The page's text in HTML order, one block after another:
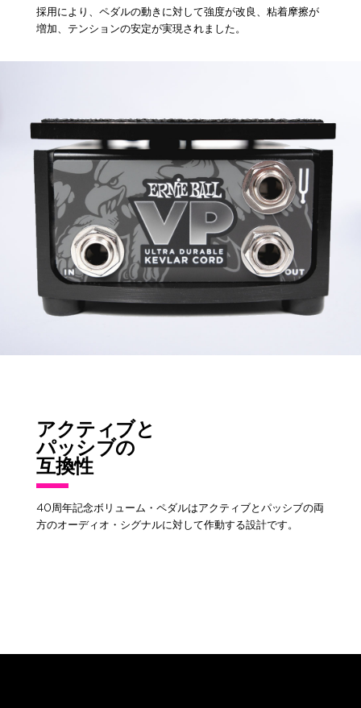
採用により、ペダルの動きに対して強度が改良、粘着摩擦が
増加、テンションの安定が実現されました。
アクティブと
パッシブの
互換性
40周年記念ボリューム・ペダルはアクティブとパッシブの両
方のオーディオ・シグナルに対して作動する設計です。